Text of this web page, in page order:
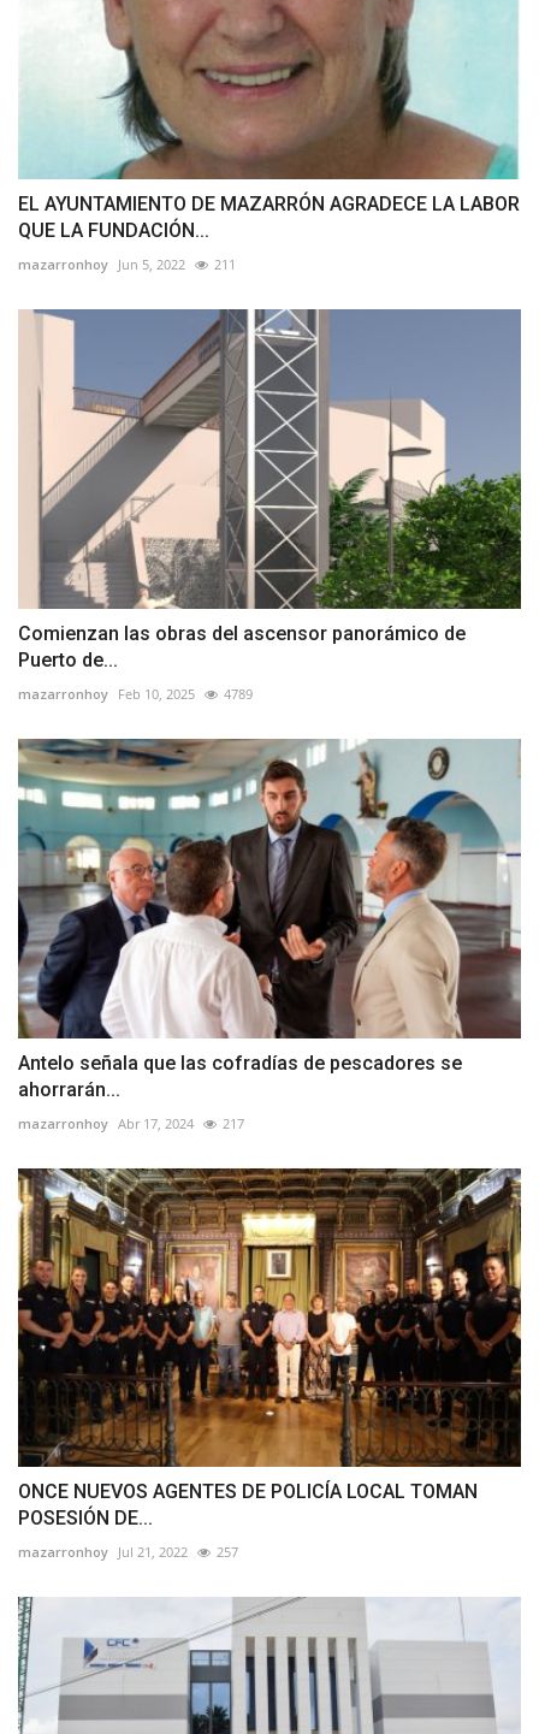
EL AYUNTAMIENTO DE MAZARRÓN AGRADECE LA LABOR
QUE LA FUNDACIÓN...
mazarronhoy Jun 5, 2022 211
Comienzan las obras del ascensor panorámico de
Puerto de...
mazarronhoy Feb 10, 2025 4789
Antelo señala que las cofradías de pescadores se
ahorrarán...
mazarronhoy Abr 17, 2024 217
ONCE NUEVOS AGENTES DE POLICÍA LOCAL TOMAN
POSESIÓN DE...
mazarronhoy Jul 21, 2022 257